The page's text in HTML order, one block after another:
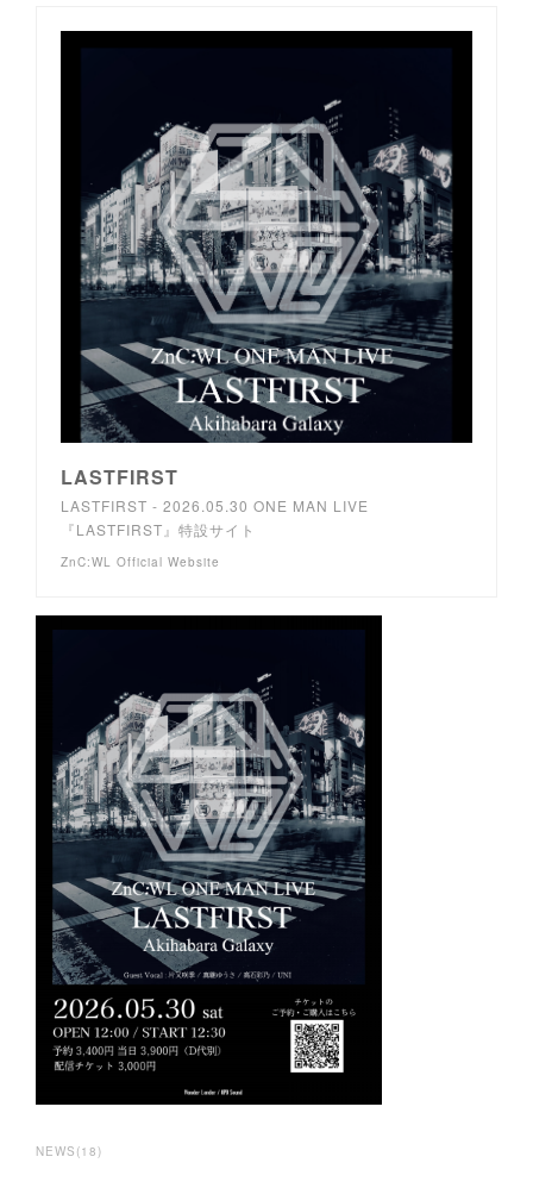
LASTFIRST
LASTFIRST - 2026.05.30 ONE MAN LIVE
『LASTFIRST』特設サイト
ZnC:WL Official Website
NEWS (18)